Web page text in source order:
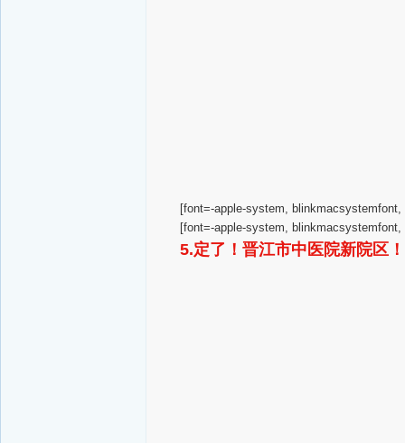
[font=-apple-system, blinkmacsystemfont,
[font=-apple-system,
5.定了！晋江市中医院新院区